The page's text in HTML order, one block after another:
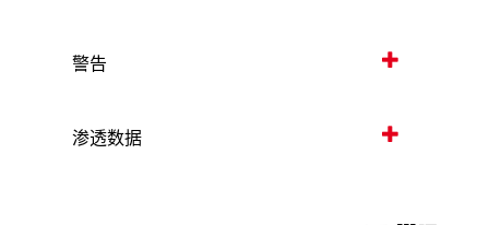
警告
渗透数据